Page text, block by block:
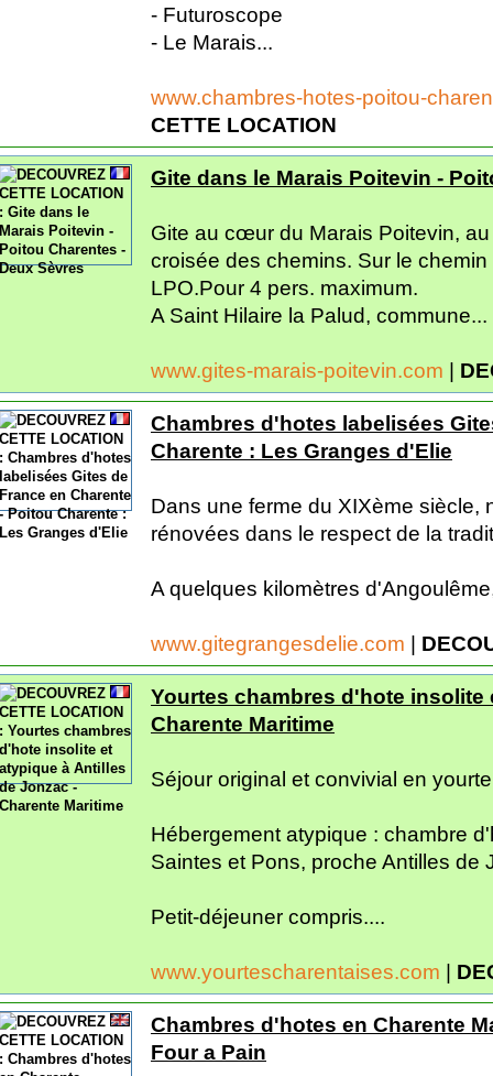
- Futuroscope
- Le Marais...
www.chambres-hotes-poitou-
CETTE LOCATION
Gite dans le Marais Poitevin -
Gite au cœur du Marais Poitevin,
croisée des chemins. Sur le
LPO.Pour 4 pers. maximum.
A Saint Hilaire la Palud, commune...
www.gites-marais-poitevin.com |
Chambres d'hotes labelisées
Charente : Les Granges d'Elie
Dans une ferme du XIXème siècle,
rénovées dans le respect de la
A quelques kilomètres
www.gitegrangesdelie.com |
Yourtes chambres d'hote insolite
Charente Maritime
Séjour original et convivial en
Hébergement atypique : chambre
Saintes et Pons, proche Antilles de
Petit-déjeuner compris....
www.yourtescharentaises.com |
Chambres d'hotes en Charente
Four a Pain